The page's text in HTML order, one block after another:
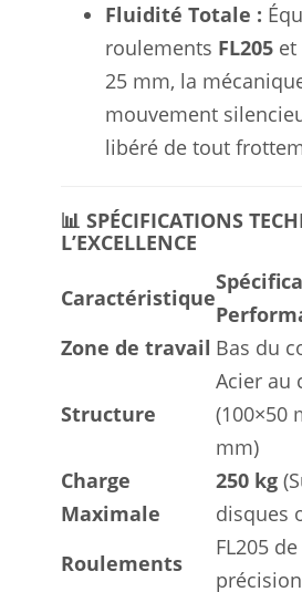
Fluidité Totale :
roulements FL205 et
25 mm, la
mouvement
libéré de tout
📊 SPÉCIFICATIONS
L’EXCELLENCE
Caractéristique
Zone de travail Bas du
Structure
Acier au
(100×50
mm)
Charge
Maximale
250 kg
disques
Roulements
FL205
précision